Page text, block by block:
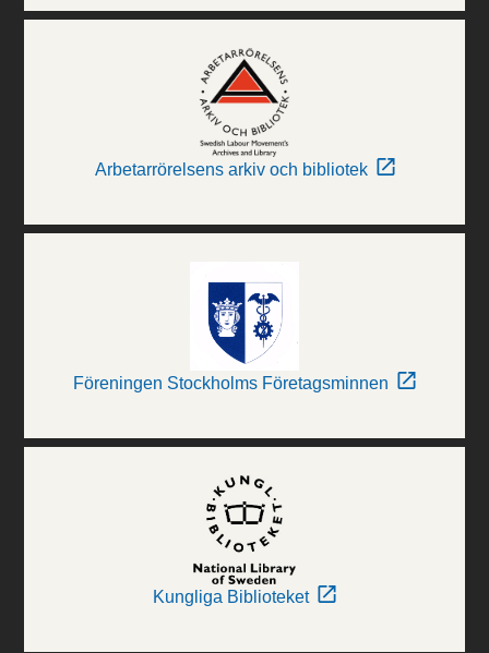
Arbetarrörelsens arkiv och bibliotek
Föreningen Stockholms Företagsminnen
Kungliga Biblioteket